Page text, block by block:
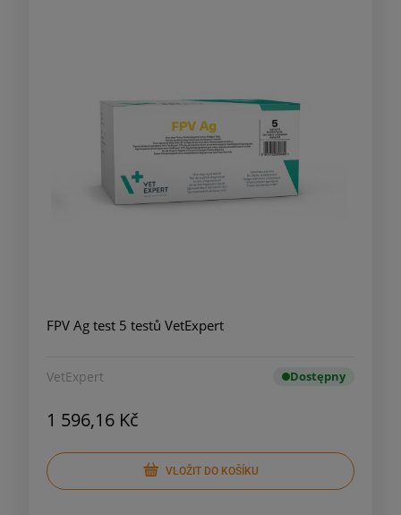
FPV Ag test 5 testů VetExpert
VetExpert Dostępny
1 596,16 Kč
VLOŽIT DO KOŠÍKU